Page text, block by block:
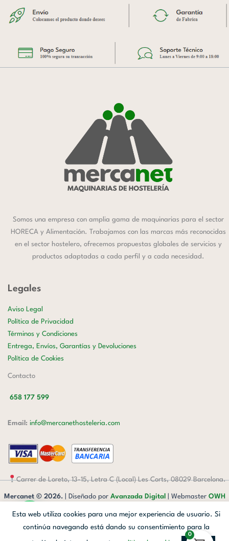
Somos una empresa con amplia gama de maquinarias para el sector
HORECA y Alimentación. Trabajamos con las marcas más reconocidas
en el sector hostelero, ofrecemos propuestas globales de servicios y
productos adaptadas a cada perfil y a cada necesidad.
Legales
Aviso Legal
Política de Privacidad
Términos y Condiciones
Entrega, Envíos, Garantías y Devoluciones
Política de Cookies
Contacto
658 177 599
Email: info@mercanethosteleria.com
Carrer de Loreto, 13-15, Letra C (Local) Les Corts, 08029 Barcelona.
Mercanet © 2026.| Diseñado por Avanzada Digital | Webmaster OWH
Facebook Linkedin Instagram
Esta web utiliza cookies para una mejor experiencia de usuario. Si
continúa navegando está dando su consentimiento para la
0